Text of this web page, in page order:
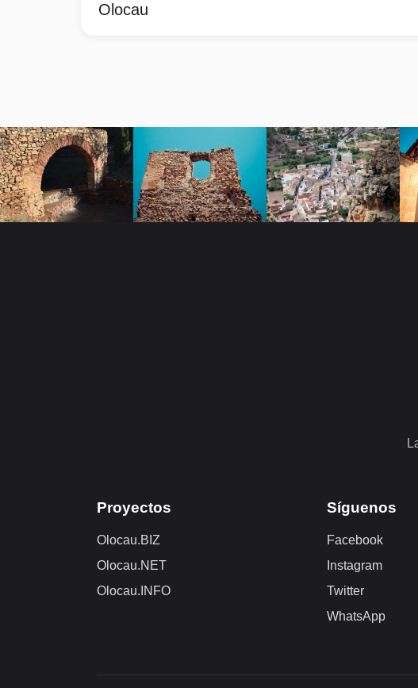
Olocau
Proyectos
Olocau.BIZ
Olocau.NET
Olocau.INFO
Síguenos
Facebook
Instagram
Twitter
WhatsApp